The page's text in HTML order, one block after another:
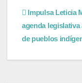
Impulsa Leticia
agenda legislativa
de pueblos